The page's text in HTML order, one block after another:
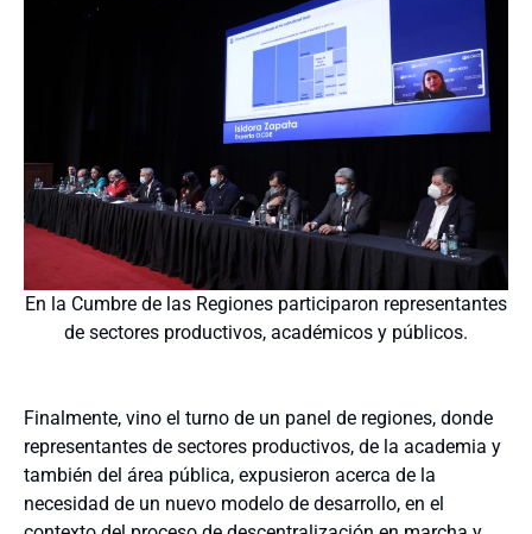
En la Cumbre de las Regiones participaron representantes
de sectores productivos, académicos y públicos.
Finalmente, vino el turno de un panel de regiones, donde
representantes de sectores productivos, de la academia y
también del área pública, expusieron acerca de la
necesidad de un nuevo modelo de desarrollo, en el